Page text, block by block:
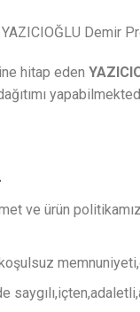
YAZICIOĞLU Demir
hitap eden
ve ürün